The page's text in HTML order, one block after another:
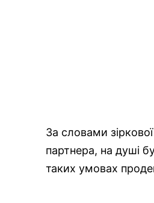
За словами
партнера, на душі
таких умовах